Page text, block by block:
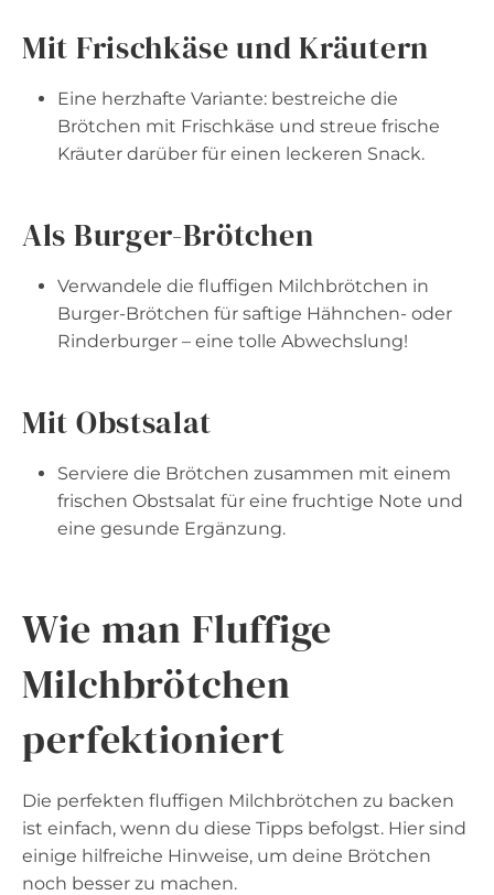
Mit Frischkäse und Kräutern
Eine herzhafte Variante: bestreiche die
Brötchen mit Frischkäse und streue frische
Kräuter darüber für einen leckeren Snack.
Als Burger-Brötchen
Verwandele die fluffigen Milchbrötchen in
Burger-Brötchen für saftige Hähnchen- oder
Rinderburger – eine tolle Abwechslung!
Mit Obstsalat
Serviere die Brötchen zusammen mit einem
frischen Obstsalat für eine fruchtige Note und
eine gesunde Ergänzung.
Wie man Fluffige
Milchbrötchen
perfektioniert
Die perfekten fluffigen Milchbrötchen zu backen
ist einfach, wenn du diese Tipps befolgst. Hier sind
einige hilfreiche Hinweise, um deine Brötchen
noch besser zu machen.